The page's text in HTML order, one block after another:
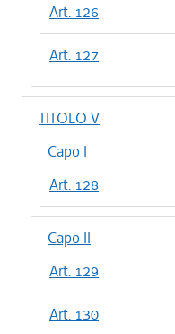
Art. 126
Art. 127
TITOLO V
Capo I
Art. 128
Capo II
Art. 129
Art. 130